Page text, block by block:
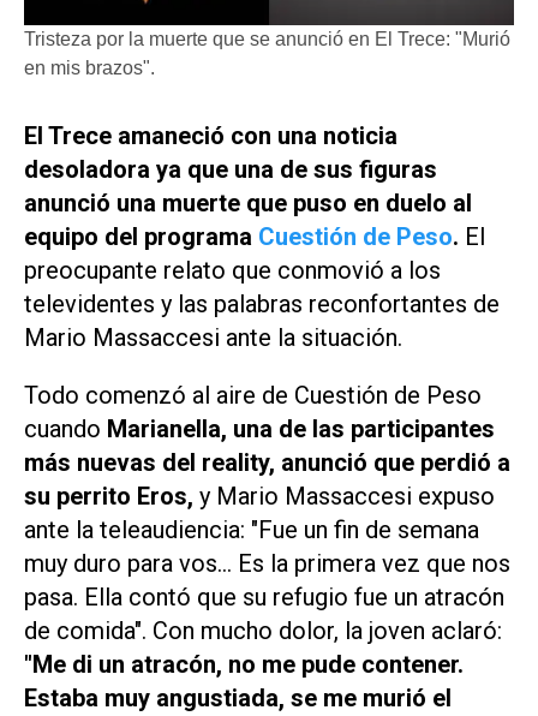
Tristeza por la muerte que se anunció en El Trece: "Murió
en mis brazos".
El Trece amaneció con una noticia
desoladora ya que una de sus figuras
anunció una muerte que puso en duelo al
equipo del programa Cuestión de Peso. El
preocupante relato que conmovió a los
televidentes y las palabras reconfortantes de
Mario Massaccesi ante la situación.
Todo comenzó al aire de Cuestión de Peso
cuando Marianella, una de las participantes
más nuevas del reality, anunció que perdió a
su perrito Eros, y Mario Massaccesi expuso
ante la teleaudiencia: "Fue un fin de semana
muy duro para vos… Es la primera vez que nos
pasa. Ella contó que su refugio fue un atracón
de comida". Con mucho dolor, la joven aclaró:
"Me di un atracón, no me pude contener.
Estaba muy angustiada, se me murió el